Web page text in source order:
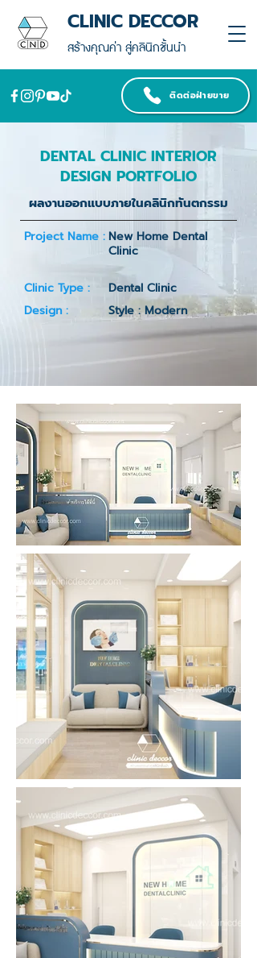
สร้างคุณค่า สู่คลินิกชั้นนำ
CLINIC DECCOR
ติดต่อฝ่ายขาย
DENTAL CLINIC INTERIOR
DESIGN PORTFOLIO
ผลงานออกแบบภายในคลินิกทันตกรรม
Project Name : New Home Dental
Clinic
Clinic Type :
Dental Clinic
Design :
Style : Modern